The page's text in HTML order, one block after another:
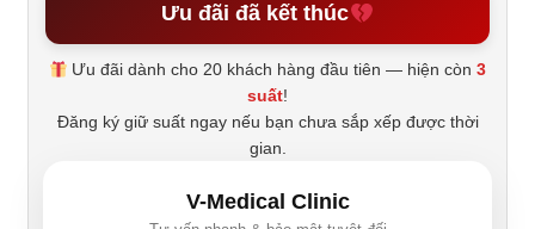
Ưu đãi đã kết thúc
Ưu đãi dành cho 20 khách hàng đầu tiên — hiện còn3
suất!
Đăng ký giữ suất ngay nếu bạn chưa sắp xếp được thời
gian.
V-Medical Clinic